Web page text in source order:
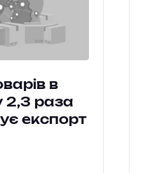
в
2,3 раза
експорт